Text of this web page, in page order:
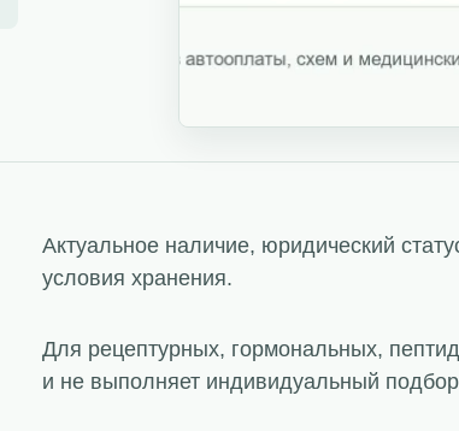
Актуальное наличие, юридический
условия хранения.
Для рецептурных, гормональных,
и не выполняет индивидуальный